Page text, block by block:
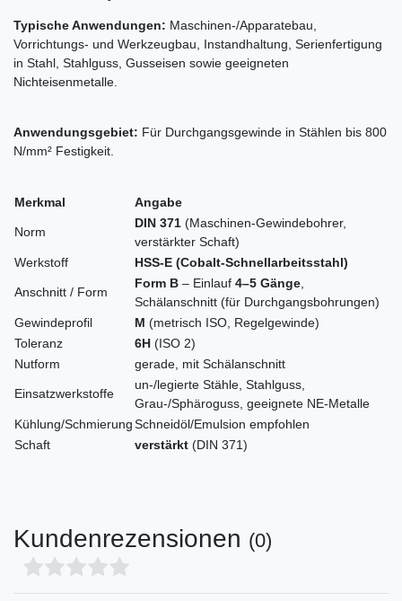
Typische Anwendungen: Maschinen-/Apparatebau,
Vorrichtungs- und Werkzeugbau, Instandhaltung, Serienfertigung
in Stahl, Stahlguss, Gusseisen sowie geeigneten
Nichteisenmetalle
Anwendungsgebiet: Für Durchgangsgewinde in Stählen bis 800
N/mm² Festigkeit.
Merkmal Angabe
Norm
DIN 371 (Maschinen-Gewindebohrer,
verstärkter Schaft)
Werkstoff
HSS-E (Cobalt-Schnellarbeitsstahl)
Anschnitt / Form
Form B – Einlauf 4–5 Gänge
Schälanschnitt (für Durchgangsbohrungen)
Gewindeprofil
M (metrisch ISO, Regelgewinde)
Toleranz
6H (ISO 2)
Nutform
gerade, mit Schälanschnitt
Einsatzwerkstoffe
un-/legierte Stähle, Stahlguss,
Grau-/Sphäroguss, geeignete NE-Metalle
Kühlung/SchmierungSchneidöl/Emulsion empfohlen
Schaft
verstärkt (DIN 371)
Kundenrezensionen (0)